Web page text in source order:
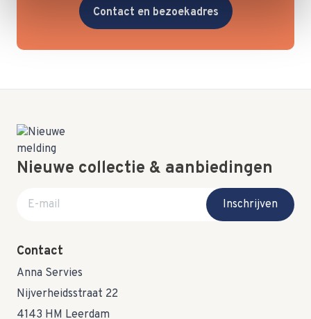
Contact en bezoekadres
Nieuwe collectie & aanbiedingen
E-mail adres
Inschrijven
Contact
Anna Servies
Nijverheidsstraat 22
4143 HM Leerdam